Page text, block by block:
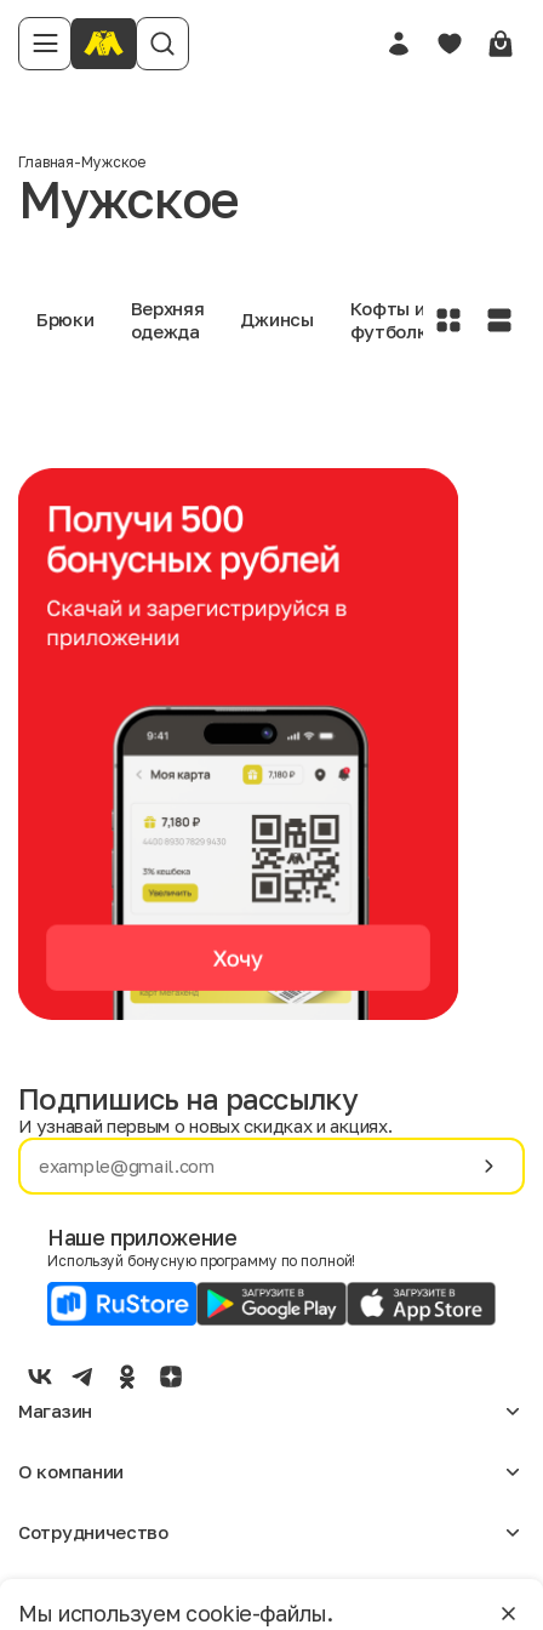
Главная-Мужское
Мужское
Брюки
Верхняя
одежда
Джинсы
Кофты и
футболки
Нижнее
белье
Имя
E-mail
Мужской
Женский
Мы используем cookie-файлы.
Москва
Подпишись на рассылку
И узнавай первым о новых скидках и акциях.
Наше приложение
Используй бонусную программу по полной!
Магазин
Мужское
О компании
Отзывы
Магазины
Сотрудничество
Реклама